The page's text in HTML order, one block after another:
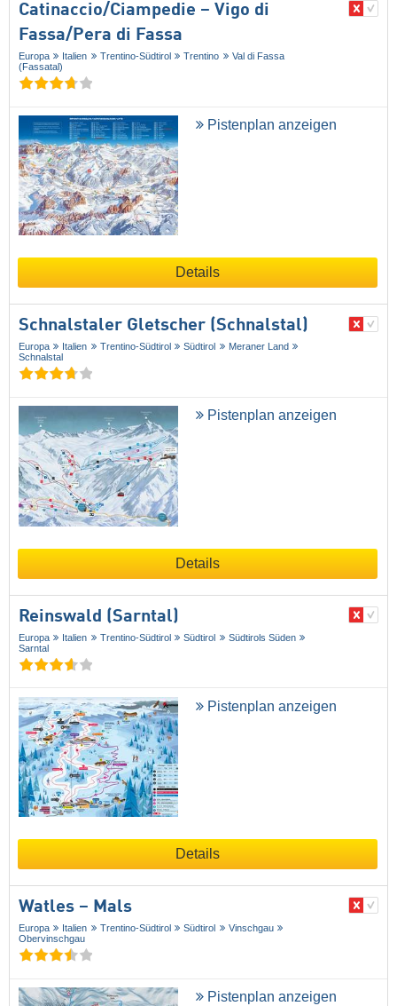
Catinaccio/​Ciampedie – Vigo di
Fassa/​Pera di Fassa
Europa Italien Trentino-Südtirol Trentino
Val di Fassa
(Fassatal)
Pistenplan anzeigen
Details
Schnalstaler Gletscher (Schnalstal)
Europa Italien Trentino-Südtirol Südtirol
Meraner Land
Schnalstal
Pistenplan anzeigen
Details
Reinswald (Sarntal)
Europa Italien Trentino-Südtirol Südtirol
Südtirols Süden
Sarntal
Pistenplan anzeigen
Details
Watles – Mals
Europa Italien Trentino-Südtirol Südtirol
Vinschgau
Obervinschgau
Pistenplan anzeigen